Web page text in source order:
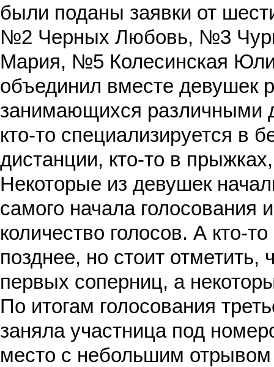
были поданы заявки от
№2 Черных Любовь, №3
Мария, №5 Колесинская
объединил вместе девушек
занимающихся различными
кто-то специализируется в
дистанции, кто-то в
Некоторые из девушек
самого начала голосования
количество голосов. А кто-
позднее, но стоит
первых соперниц, а
По итогам голосования
заняла участница под
место с небольшим отрывом